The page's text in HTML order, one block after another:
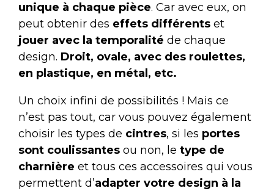
unique à chaque pièce. Car avec eux, on
peut obtenir des effets différents et
jouer avec la temporalité de chaque
design. Droit, ovale, avec des roulettes,
en plastique, en métal, etc.
Un choix infini de possibilités ! Mais ce
n’est pas tout, car vous pouvez également
choisir les types de cintres, si les portes
sont coulissantes ou non, le type de
charnière et tous ces accessoires qui vous
permettent d’adapter votre design à la